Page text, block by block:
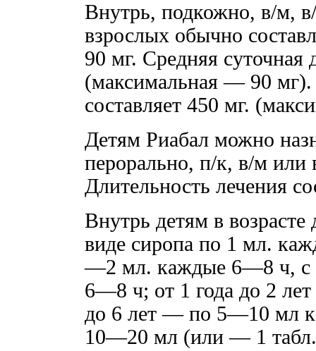
Внутрь, подкожно, в/м, в/
взрослых обычно
90 мг. Средняя суточная
(максимальная — 90 мг).
составляет 450 мг.
Детям Риабал можно
перорально, п/к, в/м или
Длительность лечения
Внутрь детям в
виде сиропа по 1 мл.
—2 мл. каждые 6—8 ч, с
6—8 ч; от 1 года до 2
до 6 лет — по 5—10 мл
10—20 мл (или — 1